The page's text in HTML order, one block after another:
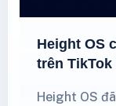
Height OS
trên
Height OS